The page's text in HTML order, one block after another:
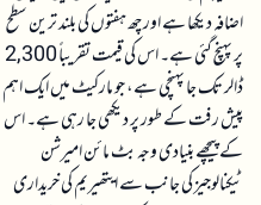
اضافہ دیکھا ہے اور چھ ہفتوں کی بلند ترین سطح
پر پہنچ گئی ہے۔ اس کی قیمت تقریباً 2,300
ڈالر تک جا پہنچی ہے، جو مارکیٹ میں ایک اہم
پیش رفت کے طور پر دیکھی جا رہی ہے۔ اس
کے پیچھے بنیادی وجہ بٹ مائن امیرشن
ٹیکنالوجیز کی جانب سے ایتھیریم کی خریداری